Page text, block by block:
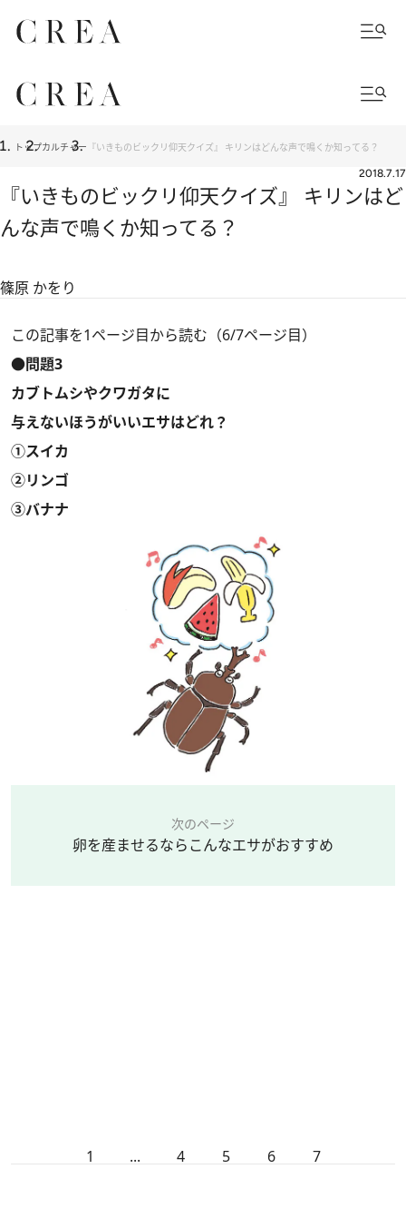
トップカルチャー 『いきものビックリ仰天クイズ』 キリンはどんな声で鳴くか知ってる？
2018.7.17
『いきものビックリ仰天クイズ』 キリンはど
んな声で鳴くか知ってる？
篠原 かをり
この記事を1ページ目から読む（6/7ページ目）
●問題3
カブトムシやクワガタに
与えないほうがいいエサはどれ？
①スイカ
②リンゴ
③バナナ
次のページ
卵を産ませるならこんなエサがおすすめ
1 ... 4 5 6 7